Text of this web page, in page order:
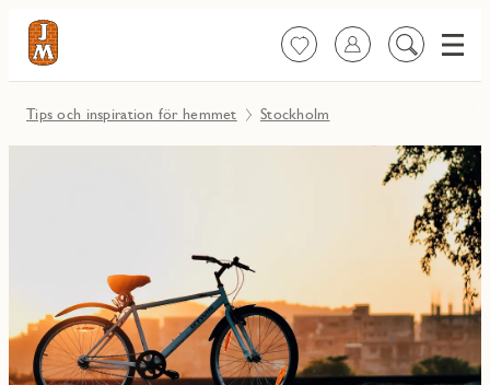
FavoriterLogga in
Sök
Meny
Tips och inspiration för hemmet Stockholm